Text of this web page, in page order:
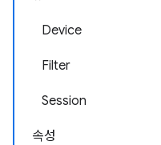
Device
Filter
Session
속성